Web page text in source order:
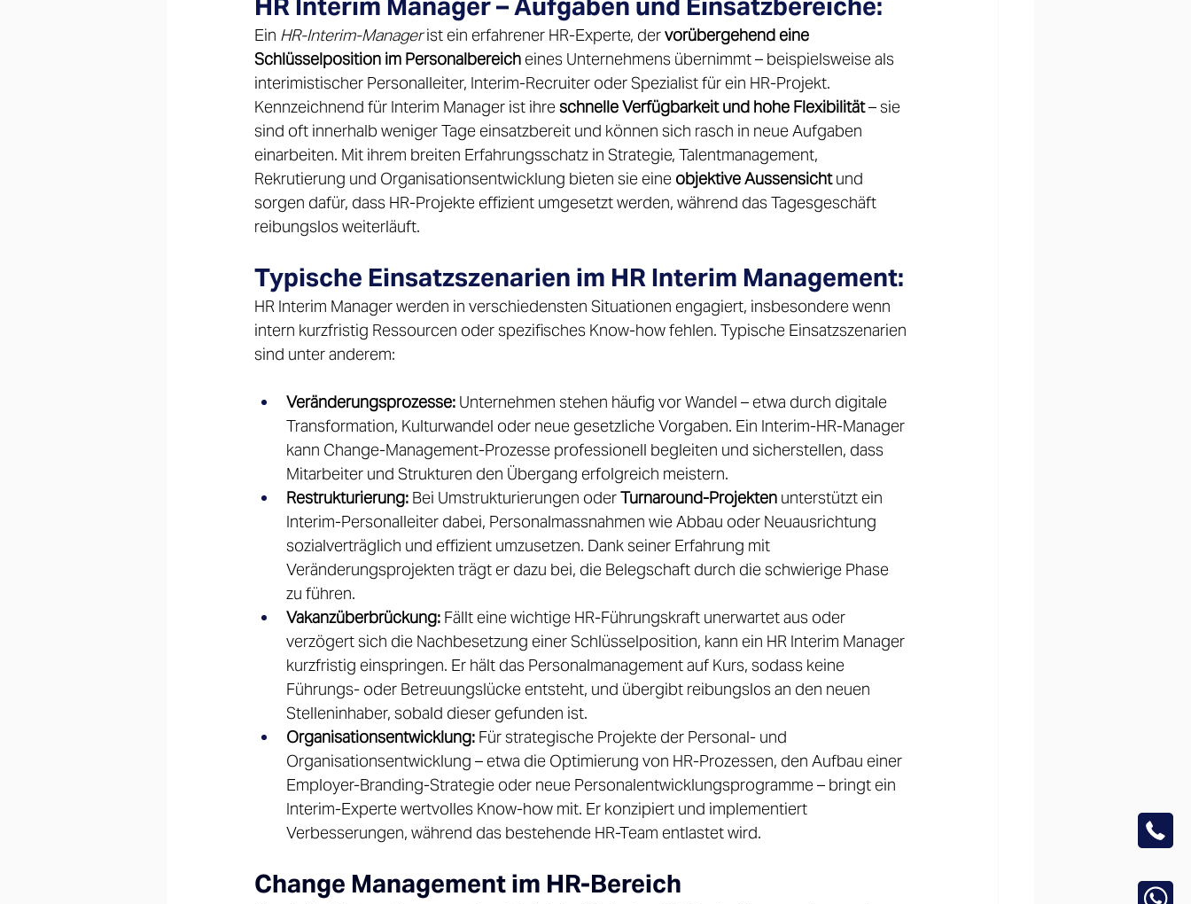
HR Interim Manager – Aufgaben und Einsatzbereiche:
Ein HR-Interim-Manager ist ein erfahrener HR-Experte, der vorübergehend eine
Schlüsselposition im Personalbereich eines Unternehmens übernimmt – beispielsweise als
interimistischer Personalleiter, Interim-Recruiter oder Spezialist für ein HR-Projekt.
Kennzeichnend für Interim Manager ist ihre schnelle Verfügbarkeit und hohe Flexibilität – sie
sind oft innerhalb weniger Tage einsatzbereit und können sich rasch in neue Aufgaben
einarbeiten. Mit ihrem breiten Erfahrungsschatz in Strategie, Talentmanagement,
Rekrutierung und Organisationsentwicklung bieten sie eine objektive Aussensicht und
sorgen dafür, dass HR-Projekte effizient umgesetzt werden, während das Tagesgeschäft
reibungslos weiterläuft.
Typische Einsatzszenarien im HR Interim Management:
HR Interim Manager werden in verschiedensten Situationen engagiert, insbesondere wenn
intern kurzfristig Ressourcen oder spezifisches Know-how fehlen. Typische Einsatzszenarien
sind unter anderem:
Veränderungsprozesse: Unternehmen stehen häufig vor Wandel – etwa durch digitale
Transformation, Kulturwandel oder neue gesetzliche Vorgaben. Ein Interim-HR-Manager
kann Change-Management-Prozesse professionell begleiten und sicherstellen, dass
Mitarbeiter und Strukturen den Übergang erfolgreich meistern.
Restrukturierung: Bei Umstrukturierungen oder Turnaround-Projekten unterstützt ein
Interim-Personalleiter dabei, Personalmassnahmen wie Abbau oder Neuausrichtung
sozialverträglich und effizient umzusetzen. Dank seiner Erfahrung mit
Veränderungsprojekten trägt er dazu bei, die Belegschaft durch die schwierige Phase
zu führen.
Vakanzüberbrückung: Fällt eine wichtige HR-Führungskraft unerwartet aus oder
verzögert sich die Nachbesetzung einer Schlüsselposition, kann ein HR Interim Manager
kurzfristig einspringen. Er hält das Personalmanagement auf Kurs, sodass keine
Führungs- oder Betreuungslücke entsteht, und übergibt reibungslos an den neuen
Stelleninhaber, sobald dieser gefunden ist.
Organisationsentwicklung: Für strategische Projekte der Personal- und
Organisationsentwicklung – etwa die Optimierung von HR-Prozessen, den Aufbau einer
Employer-Branding-Strategie oder neue Personalentwicklungsprogramme – bringt ein
Interim-Experte wertvolles Know-how mit. Er konzipiert und implementiert
Verbesserungen, während das bestehende HR-Team entlastet wird.
Change Management im HR-Bereich